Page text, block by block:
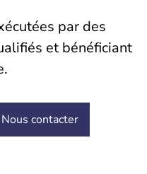
par des
et bénéficiant
contacter